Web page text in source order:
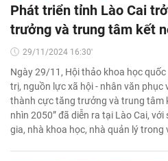
Phát triển tỉnh Lào Cai
trưởng và trung tâm kết
29/11/2024 16:30'
Ngày 29/11, Hội thảo khoa học quốc
trị, nguồn lực xã hội - nhân văn
thành cực tăng trưởng và trung tâm
nhìn 2050” đã diễn ra tại Lào Cai,
gia, nhà khoa học, nhà quản lý trong